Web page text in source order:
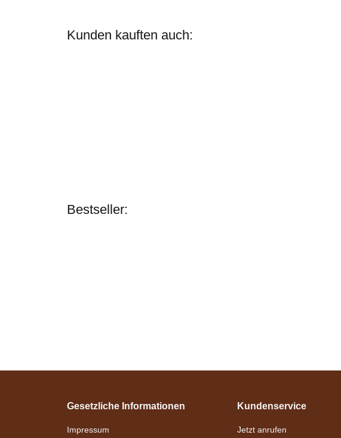
Werktage(DE - Ausland
36,95 €*
Kunden kauften auch:
Esposita
Bestseller:
Gesetzliche Informationen
Impressum
Kundenservice
Jetzt anrufen